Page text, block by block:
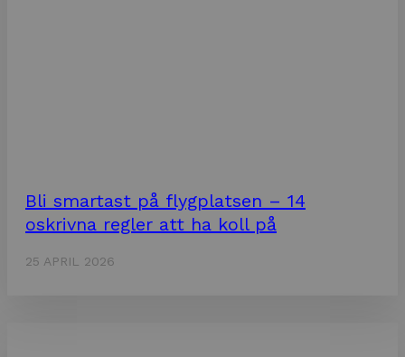
Bli smartast på flygplatsen – 14
oskrivna regler att ha koll på
25 APRIL 2026